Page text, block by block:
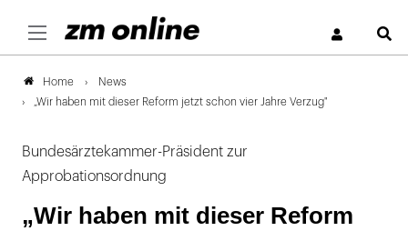
Home
News
„Wir haben mit dieser Reform jetzt schon vier Jahre Verzug"
Bundesärztekammer-Präsident zur
Approbationsordnung
„Wir haben mit dieser Reform